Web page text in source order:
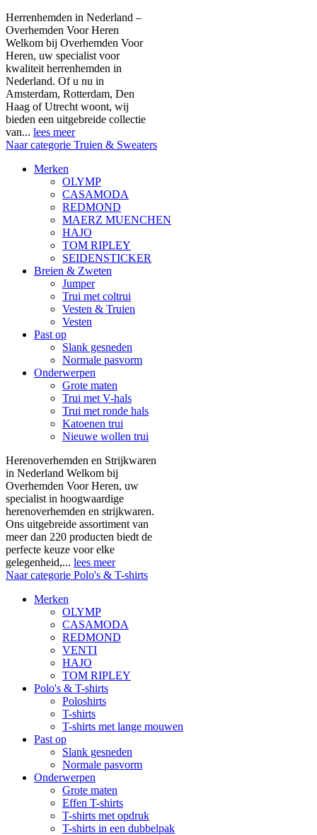
Herrenhemden in Nederland –
Overhemden Voor Heren
Welkom bij Overhemden Voor
Heren, uw specialist voor
kwaliteit herrenhemden in
Nederland. Of u nu in
Amsterdam, Rotterdam, Den
Haag of Utrecht woont, wij
bieden een uitgebreide collectie
van... lees meer
Naar categorie Truien & Sweaters
Merken
OLYMP
CASAMODA
REDMOND
MAERZ MUENCHEN
HAJO
TOM RIPLEY
SEIDENSTICKER
Breien & Zweten
Jumper
Trui met coltrui
Vesten & Truien
Vesten
Past op
Slank gesneden
Normale pasvorm
Onderwerpen
Grote maten
Trui met V-hals
Trui met ronde hals
Katoenen trui
Nieuwe wollen trui
Herenoverhemden en Strijkwaren
in Nederland Welkom bij
Overhemden Voor Heren, uw
specialist in hoogwaardige
herenoverhemden en strijkwaren.
Ons uitgebreide assortiment van
meer dan 220 producten biedt de
perfecte keuze voor elke
gelegenheid,... lees meer
Naar categorie Polo's & T-shirts
Merken
OLYMP
CASAMODA
REDMOND
VENTI
HAJO
TOM RIPLEY
Polo's & T-shirts
Poloshirts
T-shirts
T-shirts met lange mouwen
Past op
Slank gesneden
Normale pasvorm
Onderwerpen
Grote maten
Effen T-shirts
T-shirts met opdruk
T-shirts in een dubbelpak